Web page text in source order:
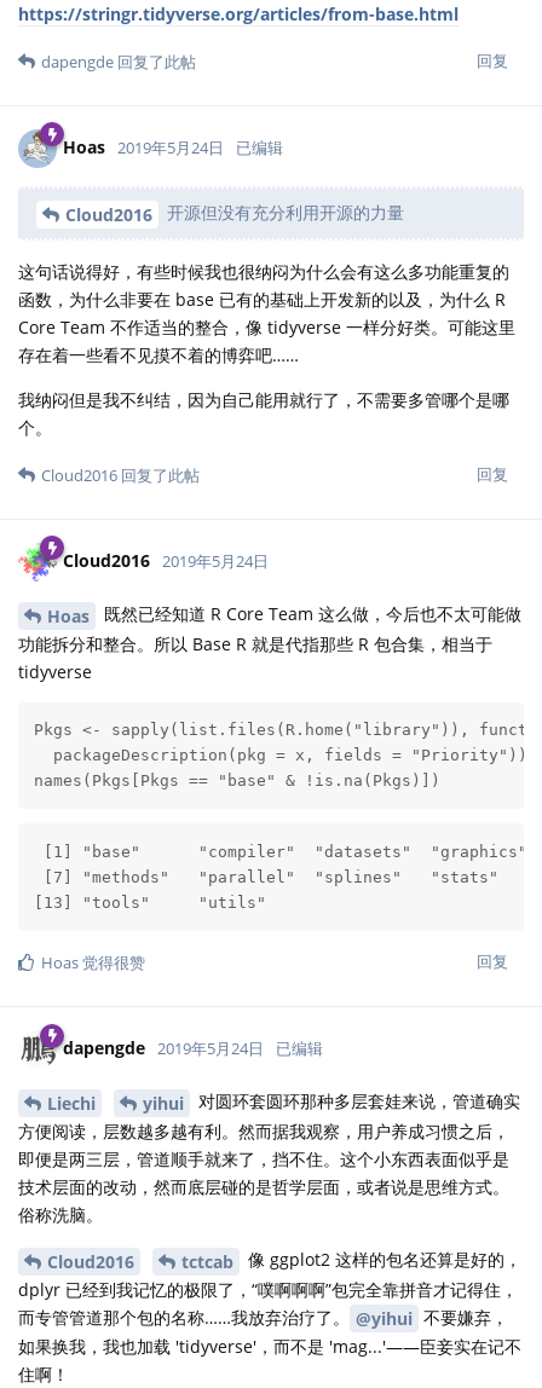
https://stringr.tidyverse.org/articles/from-base.html
回复
dapengde 回复了此帖
Hoas 2019年5月24日 已编辑
Cloud2016 开源但没有充分利用开源的力量
这句话说得好，有些时候我也很纳闷为什么会有这么多功能重复的
函数，为什么非要在 base 已有的基础上开发新的以及，为什么 R
Core Team 不作适当的整合，像 tidyverse 一样分好类。可能这里
存在着一些看不见摸不着的博弈吧……
我纳闷但是我不纠结，因为自己能用就行了，不需要多管哪个是哪
个。
回复
Cloud2016 回复了此帖
Cloud2016 2019年5月24日
Hoas
既然已经知道 R Core Team 这么做，今后也不太可能做
功能拆分和整合。所以 Base R 就是代指那些 R 包合集，相当于
tidyverse
Pkgs <- sapply(list.files(R.home("library")),
  packageDescription(pkg = x, fields = "Priority"))
names(Pkgs[Pkgs == "base" & !is.na(Pkgs)])
[1] "base"      "compiler"  "datasets"
[7] "methods"   "parallel"  "splines"
[13] "tools"     "utils"
回复
Hoas觉得很赞
dapengde 2019年5月24日 已编辑
Liechi yihui
对圆环套圆环那种多层套娃来说，管道确实
方便阅读，层数越多越有利。然而据我观察，用户养成习惯之后，
即便是两三层，管道顺手就来了，挡不住。这个小东西表面似乎是
技术层面的改动，然而底层碰的是哲学层面，或者说是思维方式。
俗称洗脑。
Cloud2016 tctcab
像 ggplot2 这样的包名还算是好的，
dplyr 已经到我记忆的极限了，“噗啊啊啊”包完全靠拼音才记得住，
而专管管道那个包的名称……我放弃治疗了。
@yihui 不要嫌弃，
如果换我，我也加载 'tidyverse'，而不是 'mag...'——臣妾实在记不
住啊！